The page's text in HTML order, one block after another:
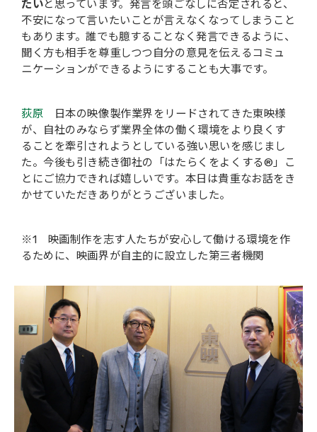
たいと思っています。発言を頭ごなしに否定されると、
不安になって言いたいことが言えなくなってしまうこと
もあります。誰でも臆することなく発言できるように、
聞く方も相手を尊重しつつ自分の意見を伝えるコミュ
ニケーションができるようにすることも大事です。
荻原 日本の映像製作業界をリードされてきた東映様
が、自社のみならず業界全体の働く環境をより良くす
ることを牽引されようとしている強い思いを感じまし
た。今後も引き続き御社の「はたらくをよくする®」こ
とにご協力できれば嬉しいです。本日は貴重なお話をき
かせていただきありがとうございました。
※1 映画制作を志す人たちが安心して働ける環境を作
るために、映画界が自主的に設立した第三者機関